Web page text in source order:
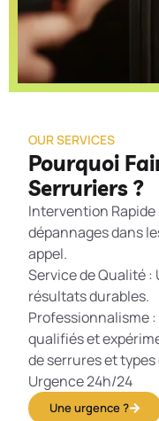
OUR SERVICES
Pourquoi
Serruriers ?
Intervention
dépannages dans
appel.
Service de Qualité :
résultats durables.
Professionnalisme
qualifiés et
de serrures et types
Urgence 24h/24
Une urgence ?